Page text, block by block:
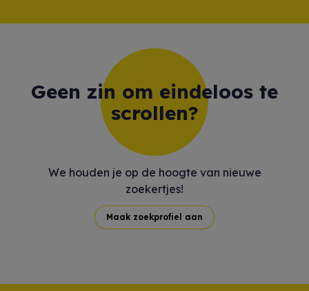
Geen zin om eindeloos te
scrollen?
We houden je op de hoogte van nieuwe
zoekertjes!
Maak zoekprofiel aan